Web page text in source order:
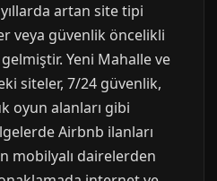
artan site tipi
veya güvenlik öncelikli
Yeni Mahalle ve
siteler, 7/24 güvenlik,
oyun alanları gibi
Airbnb ilanları
mobilyalı dairelerden